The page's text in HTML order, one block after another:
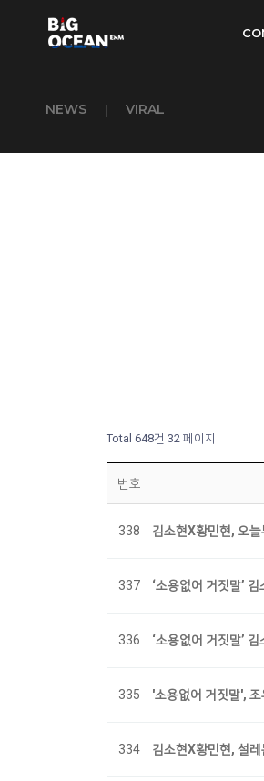
NEWS | VIRAL
Total 648건 32 페이지
번호
338 김소현X황민현, 오
337 ‘소용없어 거짓말’
336 ‘소용없어 거짓말’
335 '소용없어 거짓말',
334 김소현X황민현, 설